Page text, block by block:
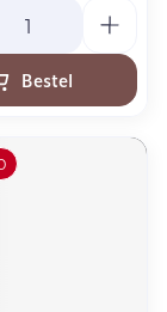
Bestel